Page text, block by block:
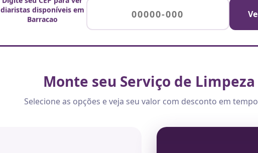
Digite seu CEP para ver
diaristas disponíveis em
Barracao
Monte seu Serviço de Limpeza
Selecione as opções e veja seu valor com desconto em